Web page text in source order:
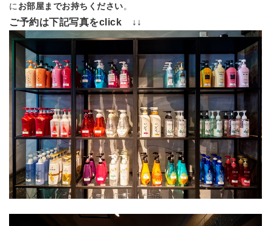
に お部屋までお持ちください。
ご予約は下記写真をclick ↓↓